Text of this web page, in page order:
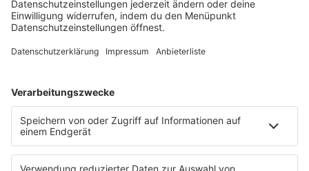
Baden-Württemberg hat gewählt! Die Grünen
vor der CDU gewinnen sie die Landtagwahl.
MEHR LESEN